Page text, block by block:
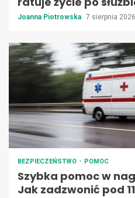
Joanna Piotrowska 7 sierpnia 2026
BEZPIECZEŃSTWO POMOC
Szybka pomoc w
Jak zadzwonić pod